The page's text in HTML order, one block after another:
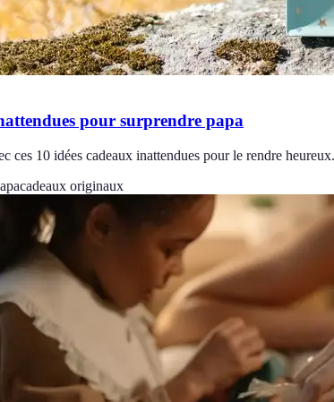
pour surprendre papa
ces 10 idées cadeaux inattendues pour le rendre
cadeaux originaux